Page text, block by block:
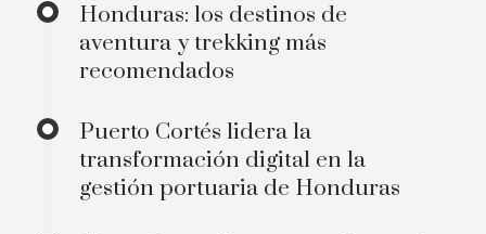
Honduras: los destinos de
aventura y trekking más
recomendados
Puerto Cortés lidera la
transformación digital en la
gestión portuaria de Honduras